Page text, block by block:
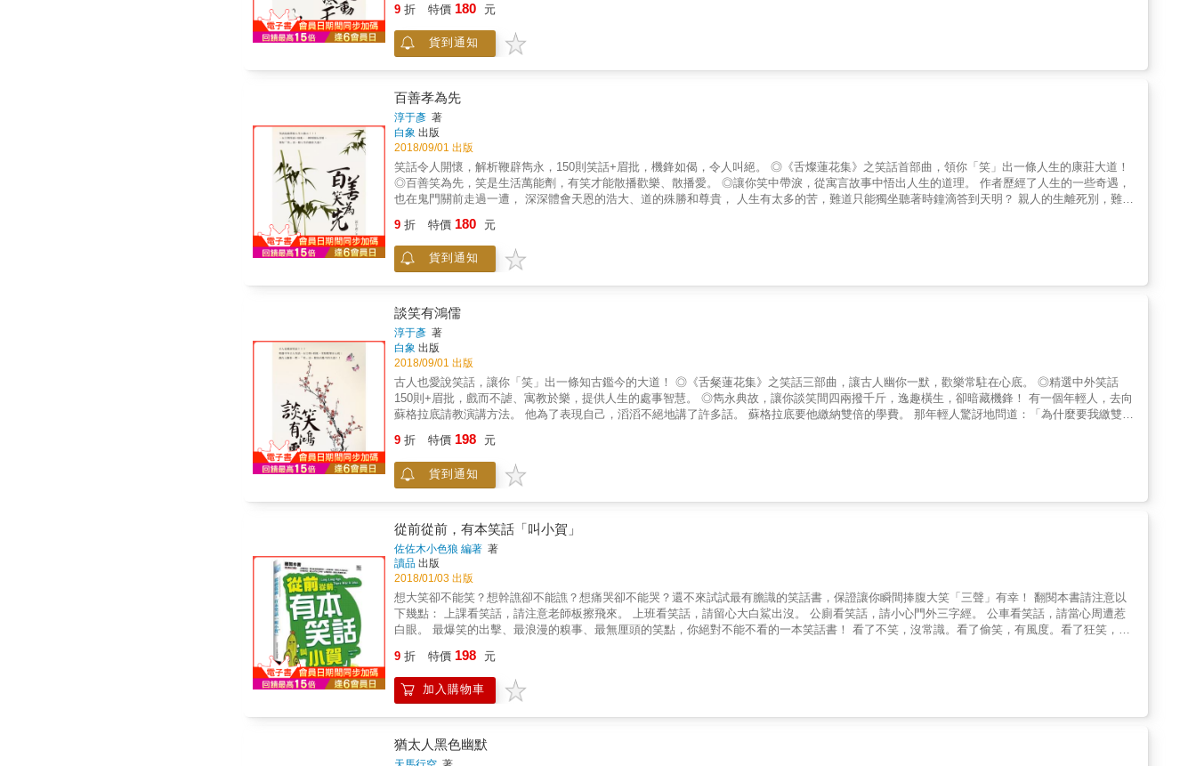
老王使出最後力氣，說：「你們&hellip;&hellip;你們全都在這裡，那店裡要是&hellip;&hellip;有客人來怎&hellip;&hellip;麼辦？」 ～講時似悟，對
境生迷。生命都已經走到盡頭，還在牽纏罣礙。行也布袋，坐也布袋，放下布袋，何等自在。 你今天笑了嗎？ 英國神經學家皮契爾的一項研究中
指出，一個人大笑不僅有助身體健康，同時還可以減肥。皮契爾說：「大笑是一種『小規模的有氧運動』，心跳因而加快，心臟釋放的血液馬上流
肥皂劇，不如來看暗藏機鋒的《舌燦蓮花集》，保證身心靈完全給它不生鏽。 ★警語1：吃飯時請勿觀看，否則會噴得到處都是！ ★警語2：想笑
一定要笑出來，不然會得嚴重內傷。 ★警語3：禁！1~120歲以外人士不得購買。 更多精彩內容請見
www.pressstore.com.tw/freereading/9789863586746.pdf
9 折 特價 180 元
貨到通知
百善孝為先
淳于彥 著
白象 出版
2018/09/01 出版
笑話令人開懷，解析鞭辟雋永，150則笑話+眉批，機鋒如偈，令人叫絕。 ◎《舌燦蓮花集》之笑話首部曲，領你「笑」出一條人生的康莊大道！
◎百善笑為先，笑是生活萬能劑，有笑才能散播歡樂、散播愛。 ◎讓你笑中帶淚，從寓言故事中悟出人生的道理。 作者歷經了人生的一些奇遇，
也在鬼門關前走過一遭， 深深體會天恩的浩大、道的殊勝和尊貴， 人生有太多的苦，難道只能獨坐聽著時鐘滴答到天明？ 親人的生離死別，難道
來笑看風雲，坐下來靜賞花開， 沉下來平靜如海，定下來靜觀自在。 小學三年級時，班上有一個活潑好動的學生，想要讓他安靜下來聽課卻很費
勁。 有一天，他對老師說：「我懂得東西夠多了，沒有必要繼續讀書了。」 老師：「噢，真的？你只讀到三年級，打算做什麼？」 學生：「教二
年級啊！」 ～看來，頭腦越簡單的人，越容易「得道」！ 「笑能增加肺活量，笑能清潔呼吸道。 一笑可以泯恩仇，常笑煩惱不來找。 笑是生活
9 折 特價 180 元
貨到通知
談笑有鴻儒
淳于彥 著
白象 出版
2018/09/01 出版
古人也愛說笑話，讓你「笑」出一條知古鑑今的大道！ ◎《舌粲蓮花集》之笑話三部曲，讓古人幽你一默，歡樂常駐在心底。 ◎精選中外笑話
150則+眉批，戲而不謔、寓教於樂，提供人生的處事智慧。 ◎雋永典故，讓你談笑間四兩撥千斤，逸趣橫生，卻暗藏機鋒！ 有一個年輕人，去向
蘇格拉底請教演講方法。 他為了表現自己，滔滔不絕地講了許多話。 蘇格拉底要他繳納雙倍的學費。 那年輕人驚訝地問道：「為什麼要我繳雙倍
（catecholamines），這種荷爾蒙會促使大腦釋放一種能減輕疼痛，使人舒暢的化學物質～腦內啡，可以阻止身體產生壓抑免疫細胞活動的荷爾
蒙，進而改善免疫功能。 淳于彥精選的中外古今笑話150則，在大笑強身健體之餘，更帶你博古通今、鑑往知來！則則寓言有如散落的珍珠，經作
者整理串連成光可鑑人的銅鏡，照見生活、政治、歷史、文化的灼知，令人拍案叫絕卻收穫滿滿，不經意，已增進一甲子功力啦！ 更多精彩內容
9 折 特價 198 元
貨到通知
從前從前，有本笑話「叫小賀」
佐佐木小色狼 編著 著
讀品 出版
2018/01/03 出版
想大笑卻不能笑？想幹譙卻不能譙？想痛哭卻不能哭？還不來試試最有膽識的笑話書，保證讓你瞬間捧腹大笑「三聲」有幸！ 翻閱本書請注意以
下幾點： 上課看笑話，請注意老師板擦飛來。 上班看笑話，請留心大白鯊出沒。 公廁看笑話，請小心門外三字經。 公車看笑話，請當心周遭惹
白眼。 最爆笑的出擊、最浪漫的糗事、最無厘頭的笑點，你絕對不能不看的一本笑話書！ 看了不笑，沒常識。看了偷笑，有風度。看了狂笑，
9 折 特價 198 元
加入購物車
猶太人黑色幽默